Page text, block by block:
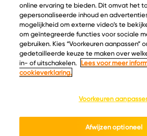
Inspiratie
Kaascatalogus
Recepten
Kaasplankjes
Blog
online ervaring te bieden. Dit omvat het
gepersonaliseerde inhoud en
mogelijkheid om externe video’s te
om geïntegreerde functies voor sociale
gebruiken. Kies “Voorkeuren aanpassen”
gedetailleerde keuze te maken over
in- of uitschakelen.
Lees voor meer
cookieverklaring.
Voorkeuren
Afwijzen optioneel